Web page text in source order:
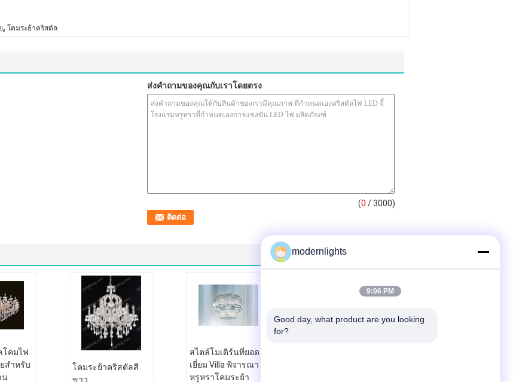
, โคมระย้าคริสตัล
ส่งคำถามของคุณกับเราโดยตรง
(0 / 3000)
โคมไฟ
สำหรับ
น
โคมระย้าคริสตัลสี
ขาว
สไตล์โมเดิร์นที่ยอด
เยี่ยม Villa พิจารณา
หรูหราโคมระย้า
modernlights
9:06 PM
Good day, what product are you looking
for?